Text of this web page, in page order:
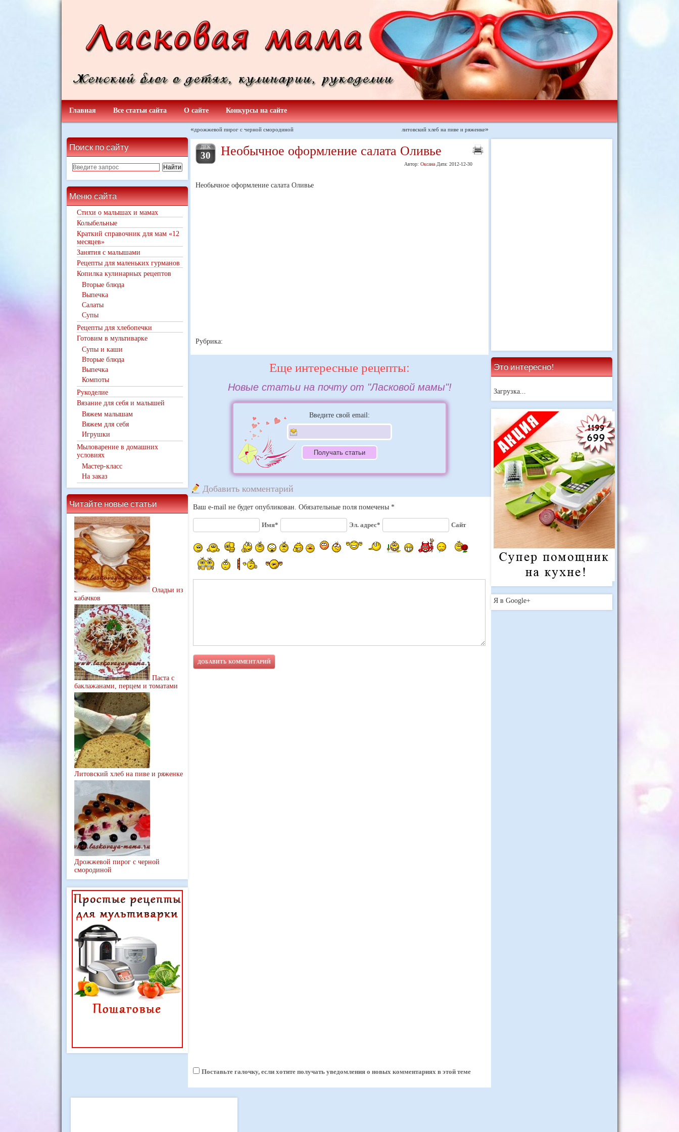
Главная Все статьи сайта О сайте Конкурсы на сайте
Поиск по сайту
Меню сайта
Стихи о малышах и мамах
Колыбельные
Краткий справочник для мам «12
месяцев»
Занятия с малышами
Рецепты для маленьких гурманов
Копилка кулинарных рецептов
Вторые блюда
Выпечка
Салаты
Супы
Рецепты для хлебопечки
Готовим в мультиварке
Супы и каши
Вторые блюда
Выпечка
Компоты
Рукоделие
Вязание для себя и малышей
Вяжем малышам
Вяжем для себя
Игрушки
Мыловарение в домашних
условиях
Мастер-класс
На заказ
Читайте новые статьи
Оладьи из
кабачков
Паста с
баклажанами, перцем и томатами
Литовский хлеб на пиве и ряженке
Дрожжевой пирог с черной
смородиной
Это интересно!
Загрузка...
Я в Google+
«дрожжевой пирог с черной смородиной литовский хлеб на пиве и ряженке»
ДЕК
30 Необычное оформление салата Оливье
Автор: Оксана Дата: 2012-12-30
Необычное оформление салата Оливье
Рубрика:
Еще интересные рецепты:
Новые статьи на почту от "Ласковой мамы"!
Введите свой email:
Добавить комментарий
Ваш e-mail не будет опубликован. Обязательные поля помечены *
Имя* Эл. адрес* Сайт
Поставьте галочку, если хотите получать уведомления о новых комментариях в этой теме